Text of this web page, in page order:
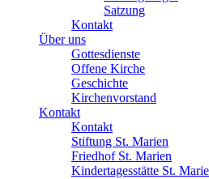
Satzung
Kontakt
Über uns
Gottesdienste
Offene Kirche
Geschichte
Kirchenvorstand
Kontakt
Kontakt
Stiftung St. Marien
Friedhof St. Marien
Kindertagesstätte St.